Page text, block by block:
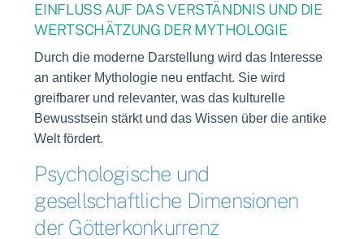
EINFLUSS AUF DAS VERSTÄNDNIS UND DIE
WERTSCHÄTZUNG DER MYTHOLOGIE
Durch die moderne Darstellung wird das Interesse
an antiker Mythologie neu entfacht. Sie wird
greifbarer und relevanter, was das kulturelle
Bewusstsein stärkt und das Wissen über die antike
Welt fördert.
Psychologische und
gesellschaftliche Dimensionen
der Götterkonkurrenz